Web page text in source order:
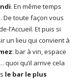
. En même temps
De toute façon vous
l’Accueil. Et puis si
un lieu qui convient à
: bar à vin, espace
quoi qu’il arrive cela
le bar le plus